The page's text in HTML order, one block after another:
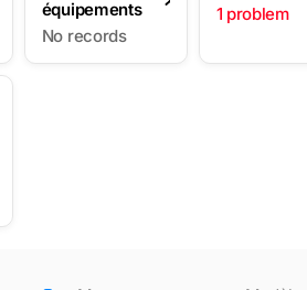
équipements
No records
1 problem